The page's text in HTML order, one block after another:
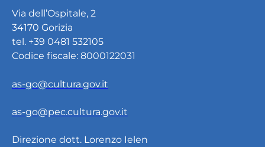
Via dell’Ospitale, 2
34170 Gorizia
tel. +39 0481 532105
Codice fiscale: 8000122031
as-go@cultura.gov.it
as-go@pec.cultura.gov.it
Direzione dott. Lorenzo Ielen